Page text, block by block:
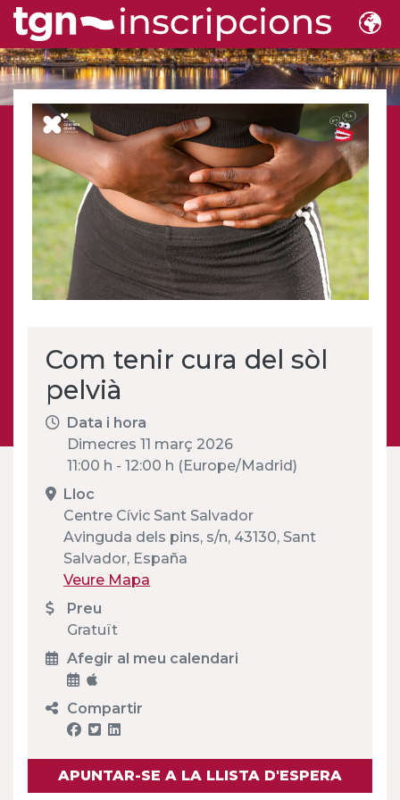
Com tenir cura del sòl
pelvià
Data i hora
Dimecres 11 març 2026
11:00 h - 12:00 h (Europe/Madrid)
Lloc
Centre Cívic Sant Salvador
Avinguda dels pins, s/n, 43130, Sant
Salvador, España
Veure Mapa
Preu
Gratuït
Afegir al meu calendari
Compartir
APUNTAR-SE A LA LLISTA D'ESPERA